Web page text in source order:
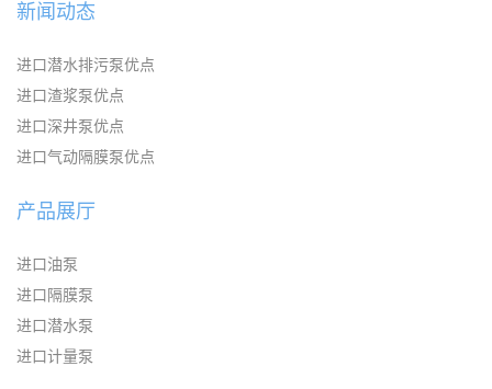
新闻动态
进口潜水排污泵优点
进口渣浆泵优点
进口深井泵优点
进口气动隔膜泵优点
产品展厅
进口油泵
进口隔膜泵
进口潜水泵
进口计量泵